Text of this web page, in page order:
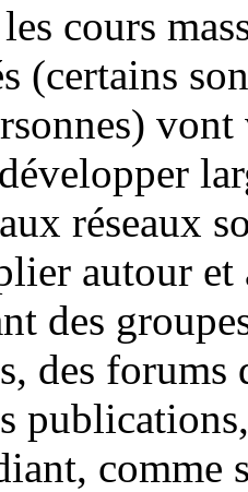
cours
(certains
réseaux
autour et
des
des forums
comme